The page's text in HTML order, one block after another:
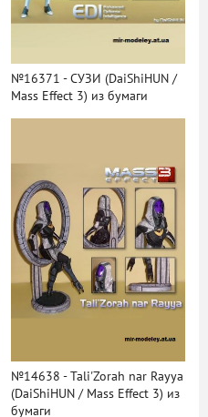
№16371 - СУЗИ (DaiShiHUN /
Mass Effect 3) из бумаги
№14638 - Tali'Zorah nar Rayya
(DaiShiHUN / Mass Effect 3) из
бумаги